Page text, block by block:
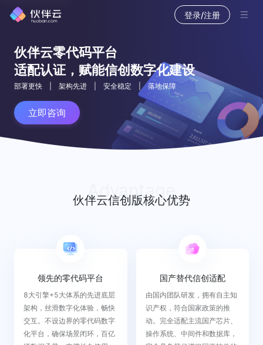
登录/注册
伙伴云零代码平台
适配认证，赋能信创数字化建设
部署更快 架构先进 安全稳定 落地保障
立即咨询
Advantage
伙伴云信创版核心优势
领先的零代码平台
8大引擎+5大体系的先进底层
架构，丝滑数字化体验，畅快
交互。不设边界的零代码数字
化平台，确保场景闭环，百亿
国产替代信创适配
由国内团队研发，拥有自主知
识产权，符合国家政策的推
动。完全适配主流国产芯片、
操作系统、中间件和数据库，